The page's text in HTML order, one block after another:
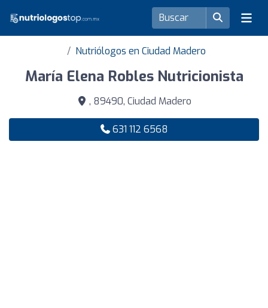
Nutriólogos en Ciudad Madero
María Elena Robles Nutricionista
, 89490, Ciudad Madero
631 112 6568